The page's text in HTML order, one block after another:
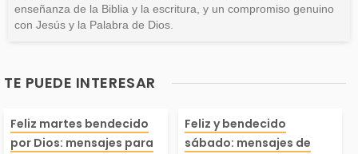
enseñanza de la Biblia y la escritura, y un compromiso genuino
con Jesús y la Palabra de Dios.
TE PUEDE INTERESAR
este día con en
Feliz martes bendecido
por Dios: mensajes para
¡Es sábado!
Feliz y bendecido
sábado: mensajes de